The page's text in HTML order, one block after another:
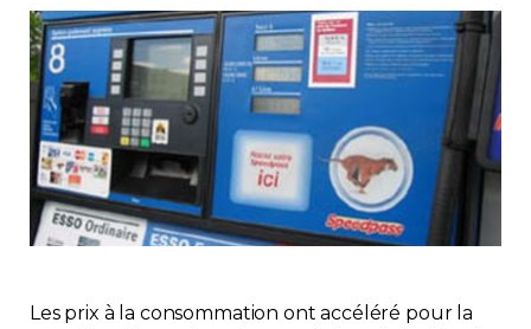
Juridique
Mot de l'éditeur
Divers
Immobilier
Les prix à la consommation ont accéléré pour la